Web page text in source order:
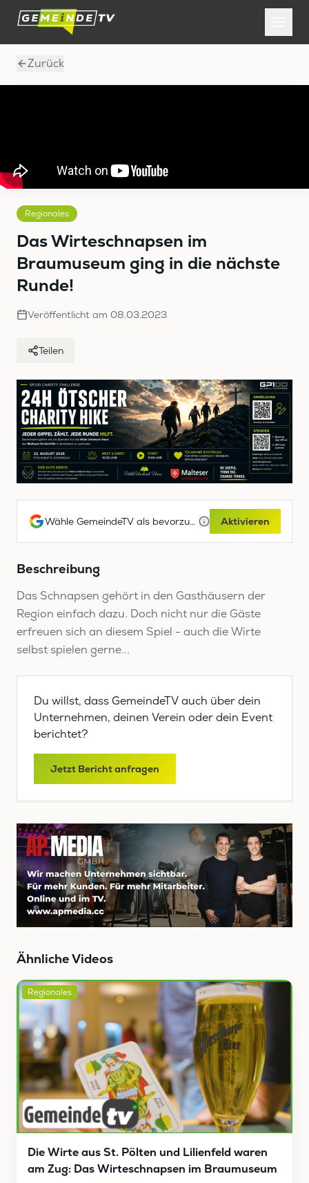
Zurück
Regionales
Das Wirteschnapsen im
Braumuseum ging in die nächste
Runde!
Veröffentlicht am 08.03.2023
Teilen
Wähle GemeindeTV als bevorzugte Google-Quelle Aktivieren
Beschreibung
Das Schnapsen gehört in den Gasthäusern der
Region einfach dazu. Doch nicht nur die Gäste
erfreuen sich an diesem Spiel - auch die Wirte
selbst spielen gerne...
Du willst, dass GemeindeTV auch über dein
Unternehmen, deinen Verein oder dein Event
berichtet?
Jetzt Bericht anfragen
Ähnliche Videos
Regionales
Die Wirte aus St. Pölten und Lilienfeld waren
am Zug: Das Wirteschnapsen im Braumuseum